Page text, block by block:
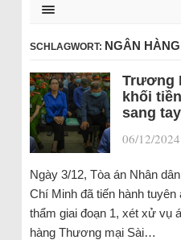
SCHLAGWORT: NGÂN
Trương
khối
sang
06/12/2024
Ngày 3/12, Tòa án Nhân
Chí Minh đã tiến hành
thẩm giai đoạn 1, xét xử vụ
hàng Thương mại Sài…